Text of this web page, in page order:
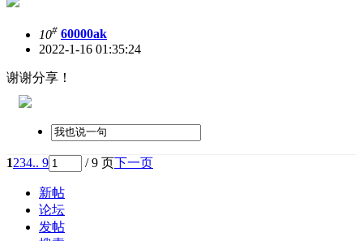
10# 60000ak
2022-1-16 01:35:24
谢谢分享！
1234.. 9 / 9 页下一页
新帖
论坛
发帖